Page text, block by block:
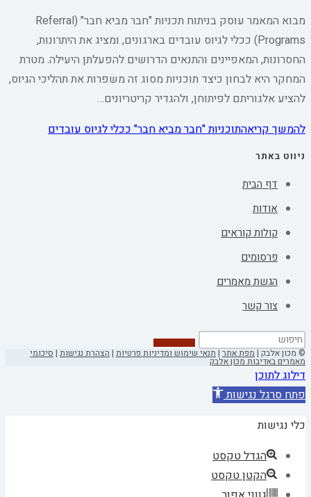
מבוא המאמר עוסק בניתוח תכניות "חבר מביא חבר" (Referral
Programs) ככלי לגיוס עובדים בארגונים, ומציג את היתרונות,
החסרונות, המאפיינים והתנאים הדרושים להפעלתן היעילה. מטרת
המחקר היא לבחון כיצד תוכניות מסוג זה משפרות את תהליכי הגיוס,
להציע אלגוריתם לפיתוחן, ולהגדיר קריטריונים…
להמשך קריאהתוכניות "חבר מביא חבר" ככלי לגיוס עובדים
ניווט באתר
דף הבית
אודות
קולות קוראים
פרסומים
הגשת מאמרים
צור קשר
© מכון אלבק |מפת אתר|תנאי שימוש ומדיניות פרטיות | הצהרת נגישות | סיכומי
מאמרים באדיבות מכון אלבק
דילוג לתוכן
פתח סרגל נגישות
כלי נגישות
הגדל טקסט
הקטן טקסט